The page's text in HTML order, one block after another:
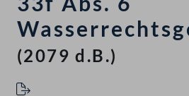
(2079 d.B.)